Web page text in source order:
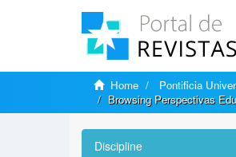
Home Pontificia
Browsing Perspectivas
Discipline